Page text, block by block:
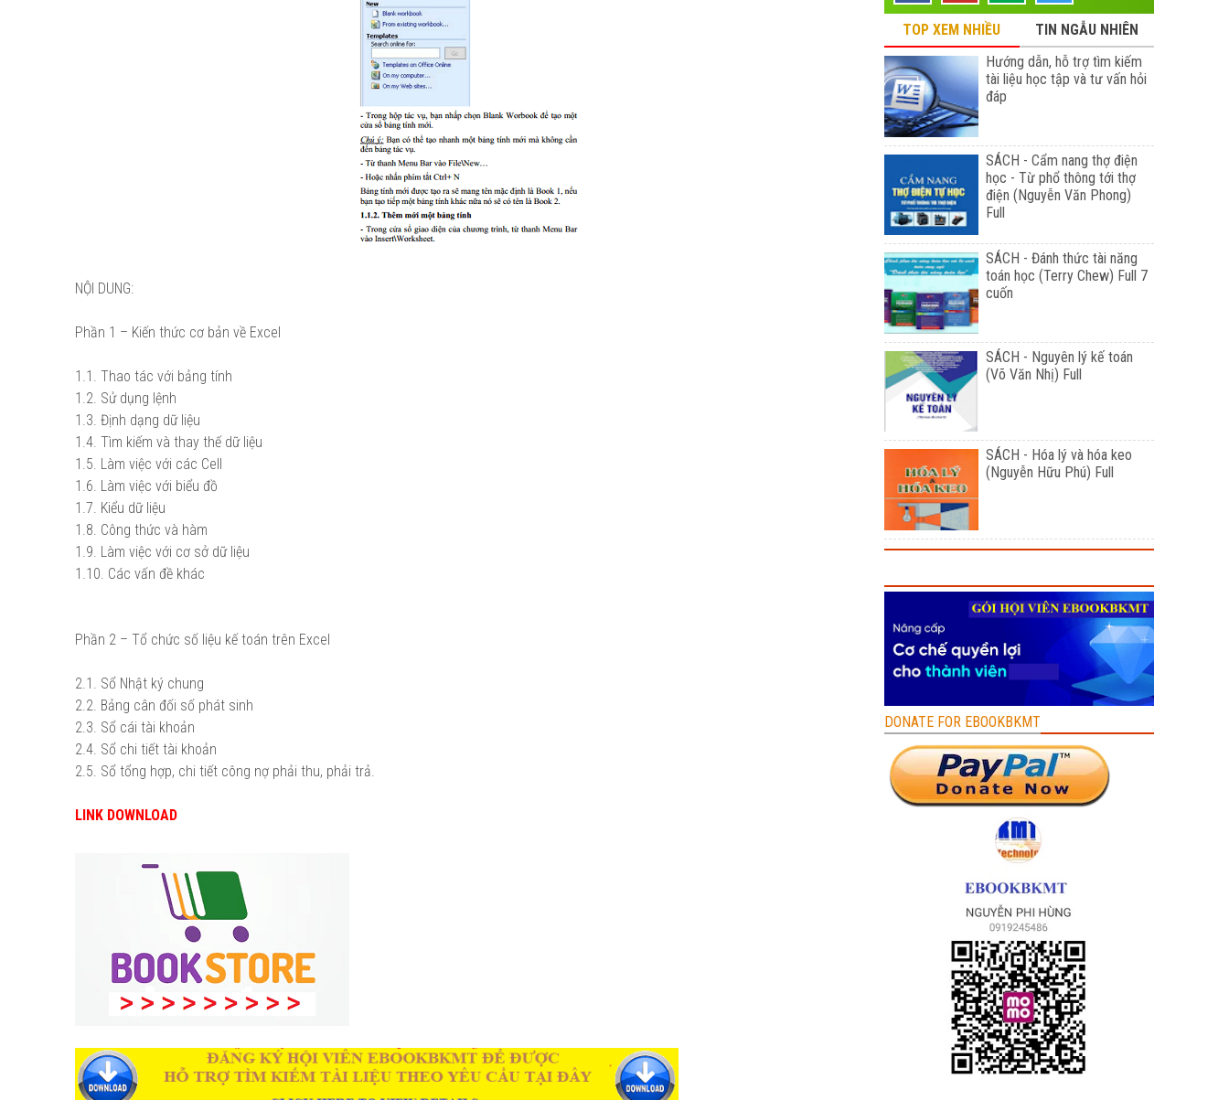
NỘI DUNG:
Phần 1 – Kiến thức cơ bản về Excel
1.1. Thao tác với bảng tính
1.2. Sử dụng lệnh
1.3. Định dạng dữ liệu
1.4. Tìm kiếm và thay thế dữ liệu
1.5. Làm việc với các Cell
1.6. Làm việc với biểu đồ
1.7. Kiểu dữ liệu
1.8. Công thức và hàm
1.9. Làm việc với cơ sở dữ liệu
1.10. Các vấn đề khác
Phần 2 – Tổ chức số liệu kế toán trên Excel
2.1. Sổ Nhật ký chung
2.2. Bảng cân đối số phát sinh
2.3. Sổ cái tài khoản
2.4. Sổ chi tiết tài khoản
2.5. Sổ tổng hợp, chi tiết công nợ phải thu, phải trả.
LINK DOWNLOAD
TOP XEM NHIỀU
TIN NGẪU NHIÊN
Hướng dẫn, hỗ trợ tìm kiếm
tài liệu học tập và tư vấn hỏi
đáp
SÁCH - Cẩm nang thợ điện
học - Từ phổ thông tới thợ
điện (Nguyễn Văn Phong)
Full
SÁCH - Đánh thức tài năng
toán học (Terry Chew) Full 7
cuốn
SÁCH - Nguyên lý kế toán
(Võ Văn Nhị) Full
SÁCH - Hóa lý và hóa keo
(Nguyễn Hữu Phú) Full
DONATE FOR EBOOKBKMT